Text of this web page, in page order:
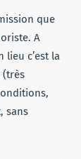
que
A
lieu c’est la
(très
sans